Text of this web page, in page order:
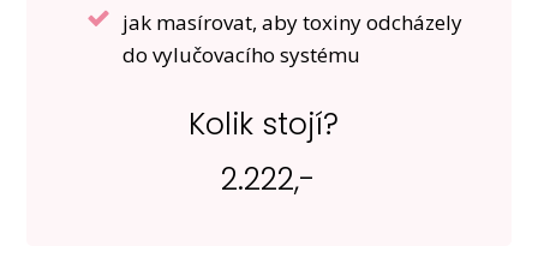
jak masírovat, aby toxiny odcházely
do vylučovacího systému
Kolik stojí?
2.222,-